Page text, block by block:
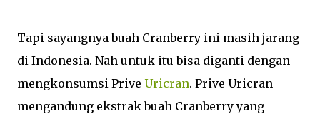
Tapi sayangnya buah Cranberry ini masih jarang
di Indonesia. Nah untuk itu bisa diganti dengan
mengkonsumsi Prive Uricran. Prive Uricran
mengandung ekstrak buah Cranberry yang